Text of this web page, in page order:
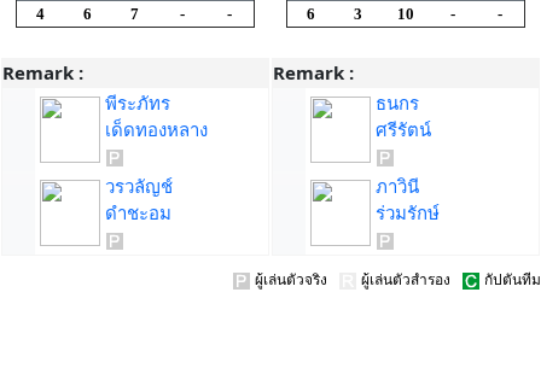
4
6 7 - -
Remark :
พีระภัทร
เด็ดทองหลาง
วรวลัญช์
ดำชะอม
6
3 10 - -
Remark :
ธนกร
ศรีรัตน์
ภาวินี
ร่วมรักษ์
ผู้เล่นตัวจริง ผู้เล่นตัวสำรอง กัปตันทีม